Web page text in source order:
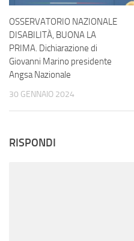
OSSERVATORIO NAZIONALE
DISABILITÀ, BUONA LA
PRIMA. Dichiarazione di
Giovanni Marino presidente
Angsa Nazionale
30 GENNAIO 2024
RISPONDI